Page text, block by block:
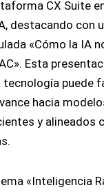
CX Suite
destacando con
«Cómo la IA
Esta
tecnología puede
hacia
y alineados
«Inteligencia